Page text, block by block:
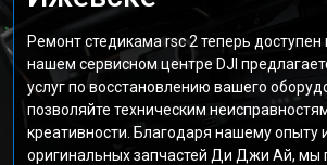
Ремонт стедикама rsc 2 теперь
нашем сервисном центре DJI
услуг по восстановлению вашего
позволяйте техническим
креативности. Благодаря нашему опыту
оригинальных запчастей Ди Джи Ай, мы